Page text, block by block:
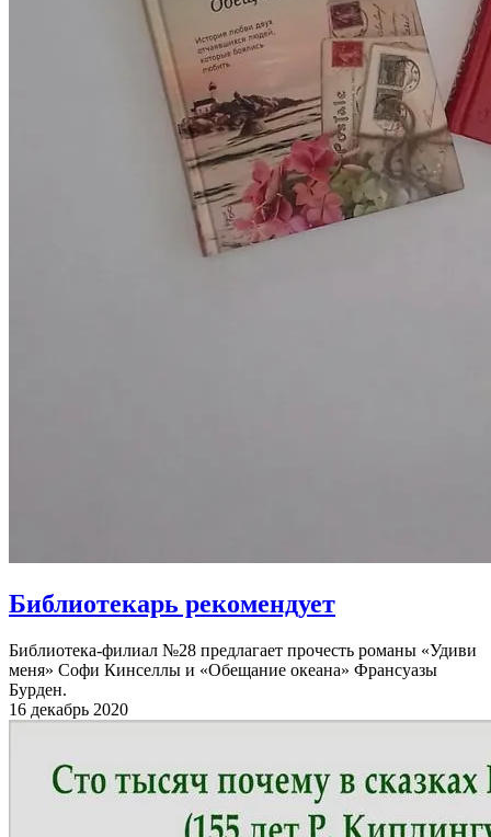
Библиотекарь рекомендует
Библиотека-филиал №28 предлагает прочесть романы «Удиви
меня» Софи Кинселлы и «Обещание океана» Франсуазы
Бурден.
16 декабрь 2020